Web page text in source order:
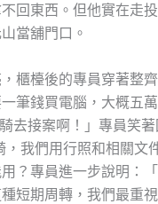
回東西。但他實在走
當舖門口。
櫃檯後的專員穿著整
筆錢買電腦，大概五
去接案啊！」專員笑
，我們用行照和相關
？專員進一步說明：
短期周轉，我們最重